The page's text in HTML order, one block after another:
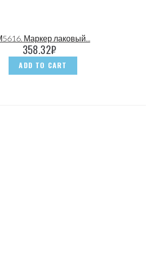
Маркер лаковый...
358.32₽
ADD TO CART